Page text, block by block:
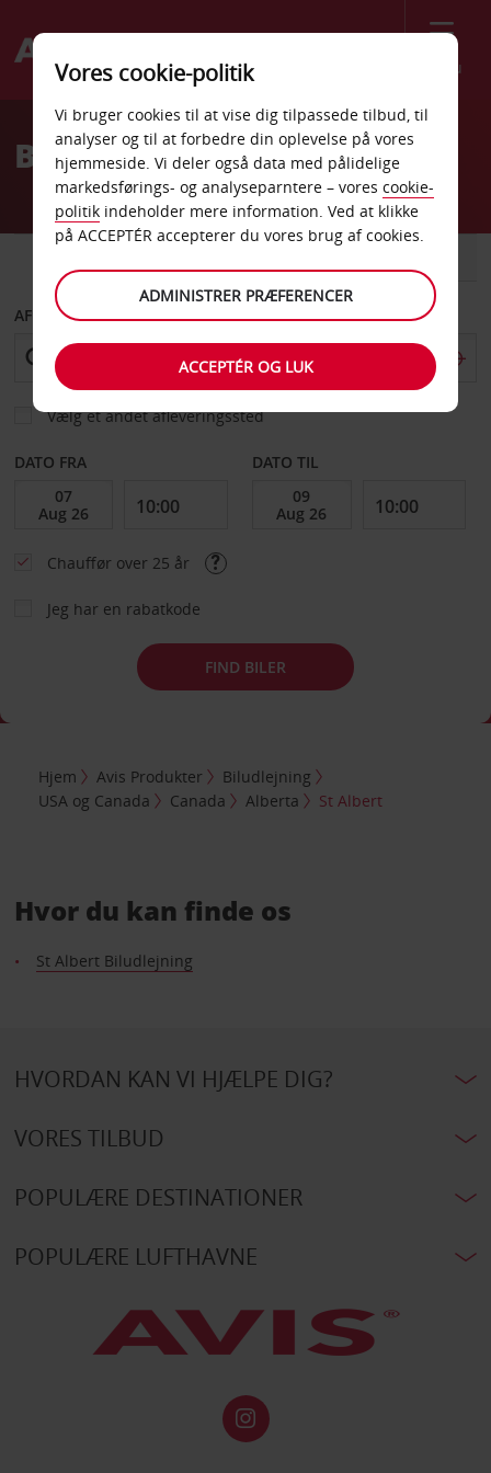
Menu
Welcome
AvisBilleje St Albert
AFHENT FRA
Vælg et andet afleveringssted
DATO FRA DATO TIL
Chauffør over 25 år
Jeg har en rabatkode
FIND BILER
Hjem Avis Produkter
Biludlejning
USA og Canada
Canada Alberta St Albert
Hvor du kan finde os
St Albert Biludlejning
HVORDAN KAN VI HJÆLPE DIG?
VORES TILBUD
POPULÆRE DESTINATIONER
POPULÆRE LUFTHAVNE
Vores cookie-politik
Vi bruger cookies til at vise dig tilpassede tilbud, til
analyser og til at forbedre din oplevelse på vores
hjemmeside. Vi deler også data med pålidelige
markedsførings- og analyseparntere – vores cookie-
politik indeholder mere information. Ved at klikke
på ACCEPTÉR accepterer du vores brug af cookies.
ADMINISTRER PRÆFERENCER
ACCEPTÉR OG LUK